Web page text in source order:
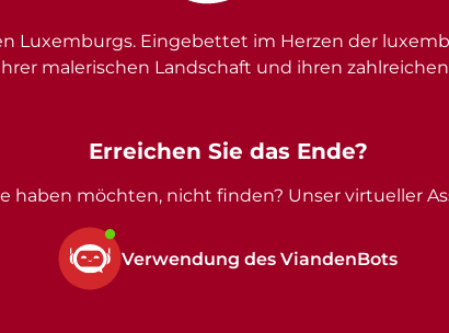
Erreichen Sie das Ende?
haben möchten, nicht finden? Unser virtueller
Verwendung des ViandenBots
Luxemburgs. Eingebettet im Herzen der
malerischen Landschaft und ihren